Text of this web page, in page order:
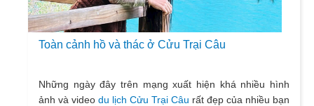
Toàn cảnh hồ và thác ở Cửu Trại Câu
Những ngày đây trên mạng xuất hiện khá nhiều hình
ảnh và video du lịch Cửu Trại Câu rất đẹp của nhiều bạn